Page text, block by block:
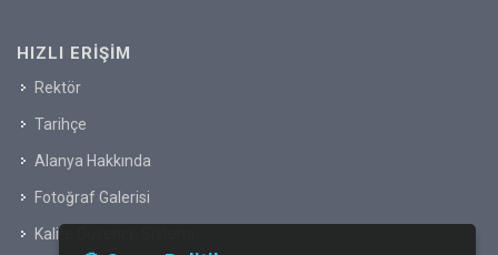
HIZLI ERIŞIM
Rektör
Tarihçe
Alanya Hakkında
Fotoğraf Galerisi
Kalite Güvence Sistemi